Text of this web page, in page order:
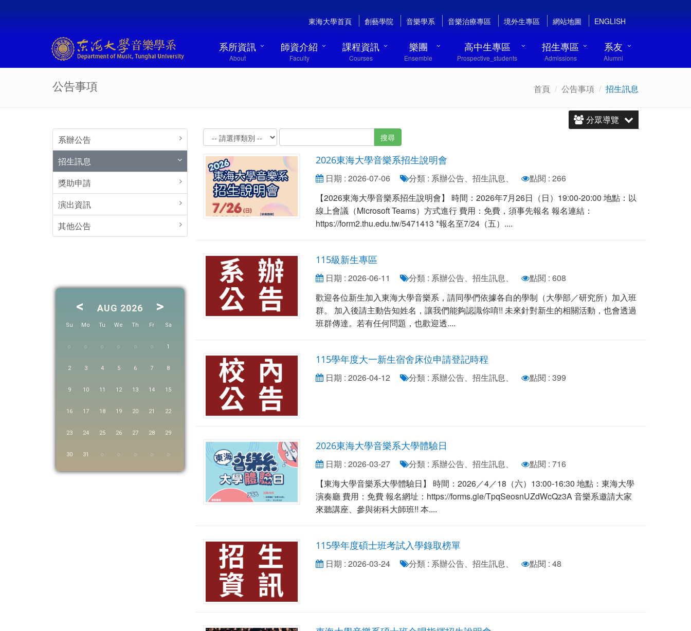
東海大學首頁 創藝學院 音樂學系 音樂治療專區 境外生專區 網站地圖 ENGLISH
系所資訊
About
師資介紹
Faculty
課程資訊
Courses
樂團
Ensemble
高中生專區
Prospective_students
招生專區
Admissions
系友
Alumni
公告事項 首頁 公告事項 招生訊息
分眾導覽
系辦公告
招生訊息
獎助申請
演出資訊
其他公告
< AUG 2026 >
Su Mo Tu We Th Fr Sa
1
2 3 4 5 6 7 8
9 10 11 12 13 14 15
16 17 18 19 20 21 22
23 24 25 26 27 28 29
30 31
搜尋
2026東海大學音樂系招生說明會
日期 : 2026-07-06 分類 : 系辦公告、招生訊息、
點閱 : 266
【2026東海大學音樂系招生說明會】 時間：2026年7月26日（日）19:00-20:00 地點：以
線上會議（Microsoft Teams）方式進行 費用：免費，須事先報名 報名連結：
https://form2.thu.edu.tw/5471413 *報名至7/24（五）....
115級新生專區
日期 : 2026-06-11 分類 : 系辦公告、招生訊息、
點閱 : 608
歡迎各位新生加入東海大學音樂系，請同學們依據各自的學制（大學部／研究所）加入班
群。 加入後請主動告知姓名，讓我們能夠認識你唷!! 未來針對新生的相關活動，也會透過
班群傳達。若有任何問題，也歡迎透....
115學年度大一新生宿舍床位申請登記時程
日期 : 2026-04-12 分類 : 系辦公告、招生訊息、 點閱 : 399
2026東海大學音樂系大學體驗日
日期 : 2026-03-27 分類 : 系辦公告、招生訊息、
點閱 : 716
【東海大學音樂系大學體驗日】 時間：2026／4／18（六）13:00-16:30 地點：東海大學
演奏廳 費用：免費 報名網址：https://forms.gle/TpqSeosnUZdWcQz3A 音樂系邀請大家
來聽講座、參與術科大師班!! 本....
115學年度碩士班考試入學錄取榜單
日期 : 2026-03-24 分類 : 系辦公告、招生訊息、 點閱 : 48